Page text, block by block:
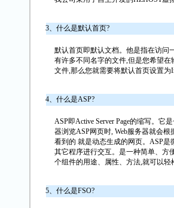
3、什么是默认首页?
默认首页即默认文档。他是指在访问
有许多不同名字的文件,但是您希望在
文件,那么您就需要将默认首页设置为
4、什么是ASP?
ASP即Active Server Page的缩写。它
器浏览ASP网页时, Web服务器就会
看到的 就是动态生成的网页。ASP
其它程序进行交互。是一种简单、方
个组件的用途、属性、方法,就可以
5、什么是FSO?